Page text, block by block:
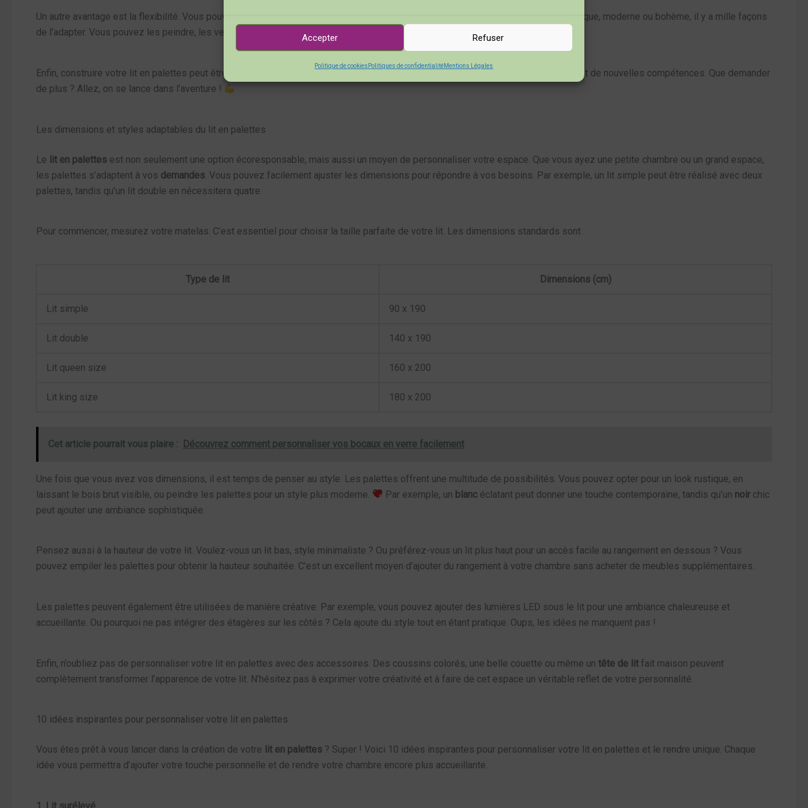
Accepter Refuser
Politique de cookies Politiques de confidentialitéMentions Légales
Un autre avantage est la flexibilité. Vous pouvez personnaliser votre
selon vos goûts. Que vous aimiez un style rustique, moderne ou bohème, il y a mille façons
de l’adapter. Vous pouvez les peindre, les vernir ou même les recouvrir d’un joli tissu.
Enfin, construire votre lit en palettes peut être un projet amusant ! C’est une façon de laisser parler votre créativité tout en apprenant de nouvelles compétences. Que demander
de plus ? Allez, on se lance dans l’aventure !
Les dimensions et styles adaptables du lit en palettes
Le lit en palettes est non seulement une option écoresponsable, mais aussi un moyen de personnaliser votre espace. Que vous ayez une petite chambre ou un grand espace,
les palettes s’adaptent à vos demandes . Vous pouvez facilement ajuster les dimensions pour répondre à vos besoins. Par exemple, un lit simple peut être réalisé avec deux
palettes, tandis qu’un lit double en nécessitera quatre.
Pour commencer, mesurez votre matelas. C’est essentiel pour choisir la taille parfaite de votre lit. Les dimensions standards sont :
Type de lit Dimensions (cm)
Lit simple 90 x 190
Lit double 140 x 190
Lit queen size 160 x 200
Lit king size 180 x 200
Cet article pourrait vous plaire : Découvrez comment personnaliser vos bocaux en verre facilement
Une fois que vous avez vos dimensions, il est temps de penser au style. Les palettes offrent une multitude de possibilités. Vous pouvez opter pour un look rustique, en
laissant le bois brut visible, ou peindre les palettes pour un style plus moderne.
Par exemple, un blanc éclatant peut donner une touche contemporaine, tandis qu’un noir chic
peut ajouter une ambiance sophistiquée.
Pensez aussi à la hauteur de votre lit. Voulez-vous un lit bas, style minimaliste ? Ou préférez-vous un lit plus haut pour un accès facile au rangement en dessous ? Vous
pouvez empiler les palettes pour obtenir la hauteur souhaitée. C’est un excellent moyen d’ajouter du rangement à votre chambre sans acheter de meubles supplémentaires.
Les palettes peuvent également être utilisées de manière créative. Par exemple, vous pouvez ajouter des lumières LED sous le lit pour une ambiance chaleureuse et
accueillante. Ou pourquoi ne pas intégrer des étagères sur les côtés ? Cela ajoute du style tout en étant pratique. Oups, les idées ne manquent pas !
Enfin, n’oubliez pas de personnaliser votre lit en palettes avec des accessoires. Des coussins colorés, une belle couette ou même un tête de lit fait maison peuvent
complètement transformer l’apparence de votre lit. N’hésitez pas à exprimer votre créativité et à faire de cet espace un véritable reflet de votre personnalité.
10 idées inspirantes pour personnaliser votre lit en palettes
Vous êtes prêt à vous lancer dans la création de votre lit en palettes ? Super ! Voici 10 idées inspirantes pour personnaliser votre lit en palettes et le rendre unique. Chaque
idée vous permettra d’ajouter votre touche personnelle et de rendre votre chambre encore plus accueillante.